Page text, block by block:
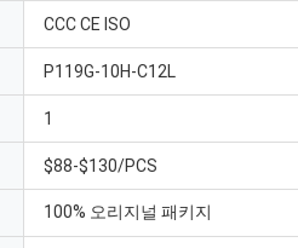
CCC CE ISO
P119G-10H-C12L
1
$88-$130/PCS
100% 오리지널 패키지